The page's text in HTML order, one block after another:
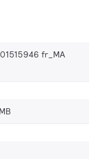
fr_MA